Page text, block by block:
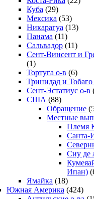
Куба (29)
Мексика (53)
Никарагуа (13)
Панама (11)
Сальвадор (11)
Сент-Винсент и
(1)
Тортуга о-в (6)
Тринидад и Тобаго
Сент-Эстатиус о-в
США (88)
Обращение
Местные
Племя
Санта-
Сиу де
Ипан)
Ямайка (18)
Южная Америка (424)